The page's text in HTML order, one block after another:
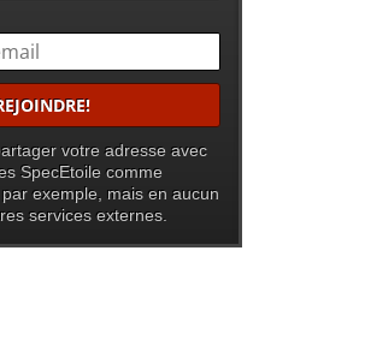
votre adresse avec
SpecEtoile comme
exemple, mais en aucun
services externes.